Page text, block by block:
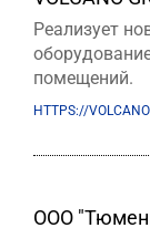
Реализует
помещений.
HTTPS://
ООО